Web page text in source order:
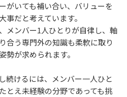
がいても補い合い、バリューを
だと考えています。
メンバー1人ひとりが自律し、軸
合う専門外の知識も柔軟に取り
勢が求められます。
続けるには、メンバー一人ひと
とえ未経験の分野であっても挑